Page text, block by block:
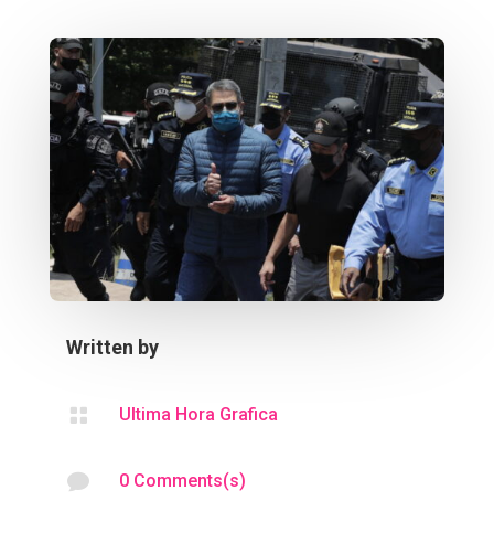
Written by
 Ultima Hora Grafica
 0 Comments(s)